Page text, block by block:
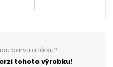
barvu a látku?
tohoto výrobku!